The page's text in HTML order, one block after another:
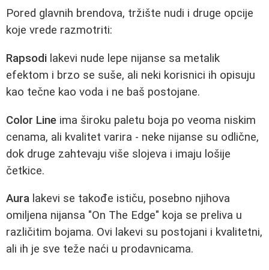
Pored glavnih brendova, tržište nudi i druge opcije
koje vrede razmotriti:
Rapsodi lakevi nude lepe nijanse sa metalik
efektom i brzo se suše, ali neki korisnici ih opisuju
kao tečne kao voda i ne baš postojane.
Color Line ima široku paletu boja po veoma niskim
cenama, ali kvalitet varira - neke nijanse su odlične,
dok druge zahtevaju više slojeva i imaju lošije
četkice.
Aura lakevi se takođe ističu, posebno njihova
omiljena nijansa "On The Edge" koja se preliva u
različitim bojama. Ovi lakevi su postojani i kvalitetni,
ali ih je sve teže naći u prodavnicama.